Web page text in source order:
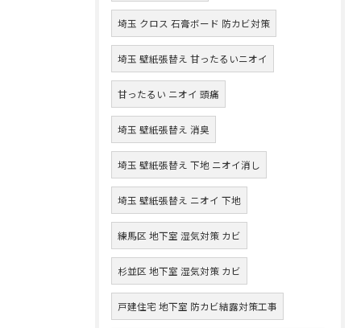
埼玉 クロス 石膏ボード 防カビ対策
埼玉 壁紙張替え 甘ったるいニオイ
甘ったるい ニオイ 頭痛
埼玉 壁紙張替え 消臭
埼玉 壁紙張替え 下地 ニオイ消し
埼玉 壁紙張替え ニオイ 下地
練馬区 地下室 湿気対策 カビ
杉並区 地下室 湿気対策 カビ
戸建住宅 地下室 防カビ結露対策工事